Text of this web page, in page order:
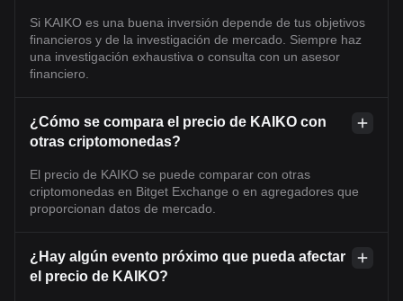
Si KAIKO es una buena inversión depende de tus objetivos
financieros y de la investigación de mercado. Siempre haz
una investigación exhaustiva o consulta con un asesor
financiero.
¿Cómo se compara el precio de KAIKO con
otras criptomonedas?
El precio de KAIKO se puede comparar con otras
criptomonedas en Bitget Exchange o en agregadores que
proporcionan datos de mercado.
¿Hay algún evento próximo que pueda afectar
el precio de KAIKO?